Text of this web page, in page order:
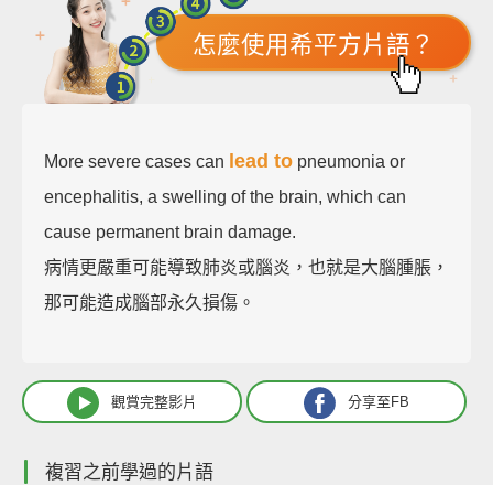
怎麼使用希平方片語？
More severe cases can lead to pneumonia or
encephalitis, a swelling of the brain, which can
cause permanent brain damage.
病情更嚴重可能導致肺炎或腦炎，也就是大腦腫脹，
那可能造成腦部永久損傷。
觀賞完整影片 分享至FB
複習之前學過的片語